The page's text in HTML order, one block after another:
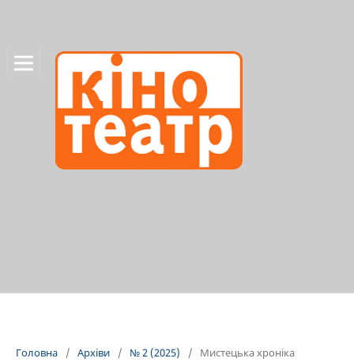
Головна / Архіви / № 2 (2025) / Мистецька хроніка